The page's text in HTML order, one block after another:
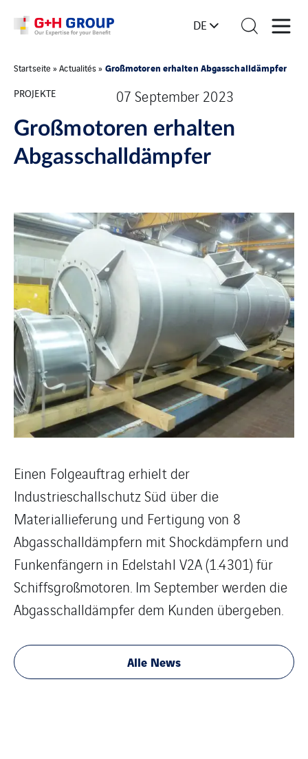
DE
Startseite »Actualités» Großmotoren erhalten Abgasschalldämpfer
PROJEKTE
07 September 2023
Großmotoren erhalten
Abgasschalldämpfer
Einen Folgeauftrag erhielt der
Industrieschallschutz Süd über die
Materiallieferung und Fertigung von 8
Abgasschalldämpfern mit Shockdämpfern und
Funkenfängern in Edelstahl V2A (1.4301) für
Schiffsgroßmotoren. Im September werden die
Abgasschalldämpfer dem Kunden übergeben.
Alle News